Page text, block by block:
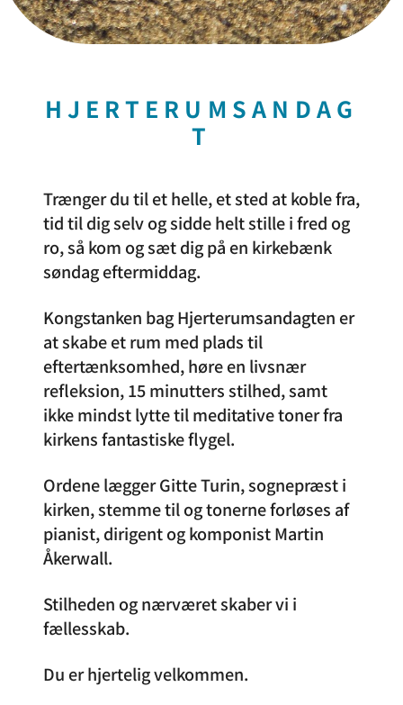
HJERTERUMSANDAG
T
Trænger du til et helle, et sted at koble fra,
tid til dig selv og sidde helt stille i fred og
ro, så kom og sæt dig på en kirkebænk
søndag eftermiddag.
Kongstanken bag Hjerterumsandagten er
at skabe et rum med plads til
eftertænksomhed, høre en livsnær
refleksion, 15 minutters stilhed, samt
ikke mindst lytte til meditative toner fra
kirkens fantastiske flygel.
Ordene lægger Gitte Turin, sognepræst i
kirken, stemme til og tonerne forløses af
pianist, dirigent og komponist Martin
Åkerwall.
Stilheden og nærværet skaber vi i
fællesskab.
Du er hjertelig velkommen.